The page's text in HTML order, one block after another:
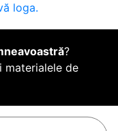
loga.
?
materialele de